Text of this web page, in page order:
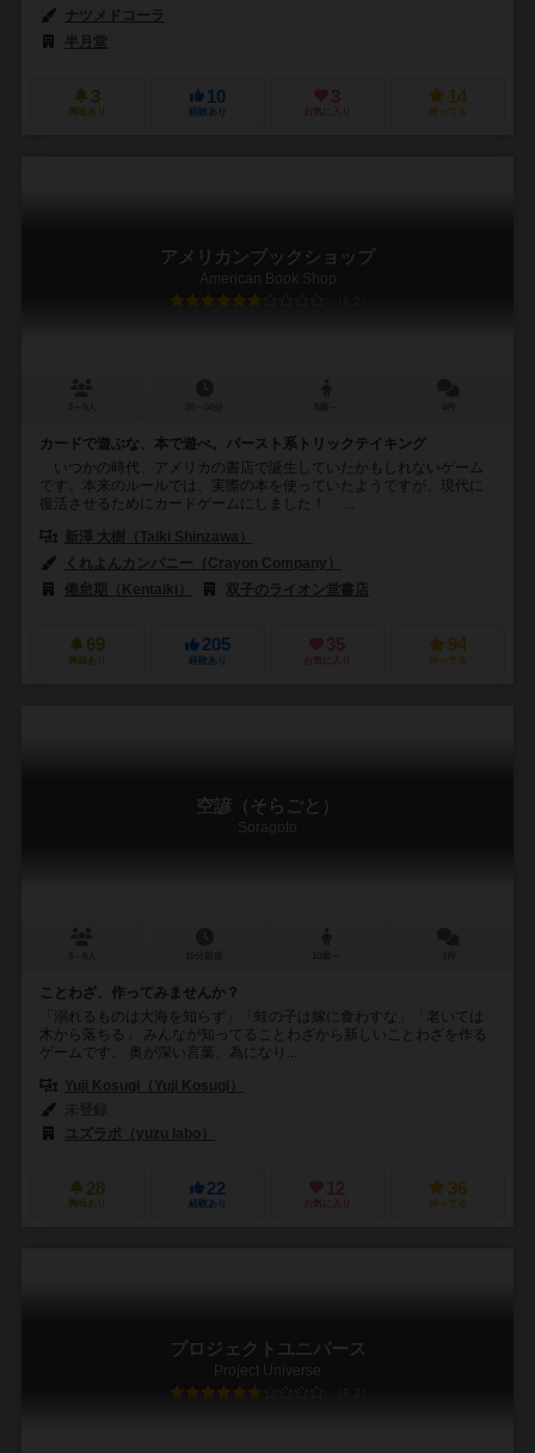
ナツメドコーラ
半月堂
3
興味あり
10
経験あり
3
お気に入り
14
持ってる
アメリカンブックショップ
American Book Shop
6.2
カードで遊ぶな、本で遊べ。バースト系トリックテイキング
いつかの時代、アメリカの書店で誕生していたかもしれないゲーム
です。本来のルールでは、実際の本を使っていたようですが、現代に
復活させるためにカードゲームにしました！ ...
新澤 大樹（Taiki Shinzawa）
くれよんカンパニー（Crayon Company）
倦怠期（Kentaiki）
双子のライオン堂書店
69
興味あり
205
経験あり
35
お気に入り
94
持ってる
空諺（そらごと）
Soragoto
ことわざ、作ってみませんか？
「溺れるものは大海を知らず」「蛙の子は嫁に食わすな」「老いては
木から落ちる」 みんなが知ってることわざから新しいことわざを作る
ゲームです。 奥が深い言葉、為になり...
Yuji Kosugi（Yuji Kosugi）
ユズラボ（yuzu labo）
28
興味あり
22
経験あり
12
お気に入り
36
持ってる
プロジェクトユニバース
Project Universe
6.2